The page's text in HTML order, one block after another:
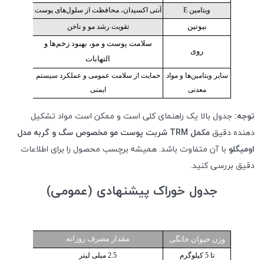
ویتامین E آنتی اکسیدان، محافظت از سلول‌های پوست
بیوتین تقویت رشد مو و ناخن
روی
سلامت پوست و مو، بهبود زخم‌ها و
التهابات
سایر ویتامین‌ها و مواد
معدنی
حمایت از سلامت عمومی و عملکرد سیستم
ایمنی
توجه: جدول بالا یک راهنمای کلی است و ممکن است مواد تشکیل
دهنده دقیقمکمل TRM شربت پوست مو مخصوص سگ و گربه مدل
اومیگلو با آن متفاوت باشد. همیشه برچسب محصول را برای اطلاعات
دقیق بررسی کنید.
جدول خوراک پیشنهادی (عمومی)
وزن حیوان خانگی مقدار مصرف روزانه
تا 5 کیلوگرم
2.5 میلی لیتر